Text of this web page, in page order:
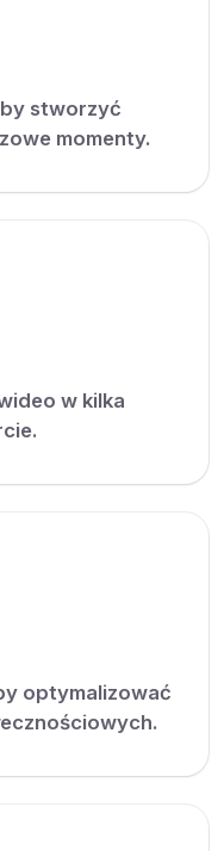
stworzyć
momenty.
w kilka
optymalizować